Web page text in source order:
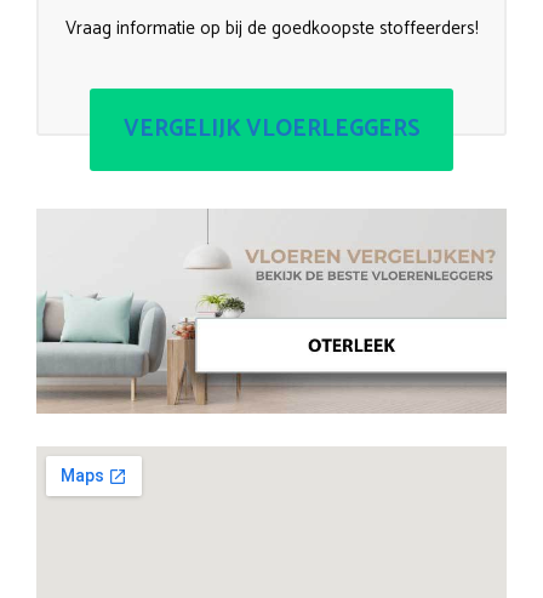
Vraag informatie op bij de goedkoopste stoffeerders!
VERGELIJK VLOERLEGGERS